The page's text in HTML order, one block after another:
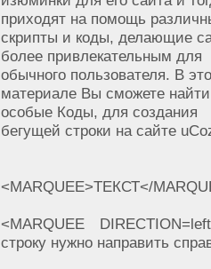
приходят на помощь
скрипты и коды, делающие
более привлекательным для
обычного пользователя. В
материале Вы сможете найти
особые Коды, для создания
бегущей строки на сайте
<MARQUEE>ТЕКСТ</
<MARQUEE
строку нужно направить